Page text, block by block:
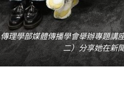
傳理學部媒體傳播學會舉辦專題講
二）分享她在新